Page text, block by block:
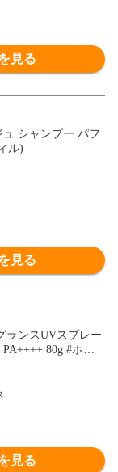
見る
シャンプー パフ
ル)
見る
ランスUVスプレー
80g #ホワ
見る